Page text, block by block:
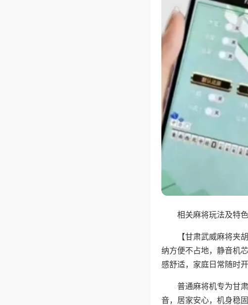
相关麻将玩法及特
【甘肃武威麻将夹
纳方便不占地，静音机
感舒适，家庭日常随时开
普通麻将机专为甘
音，居家安心，机身稳